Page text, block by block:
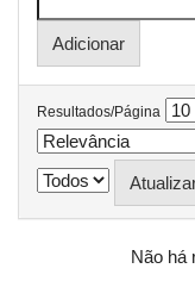
Resultados/Página
Não há